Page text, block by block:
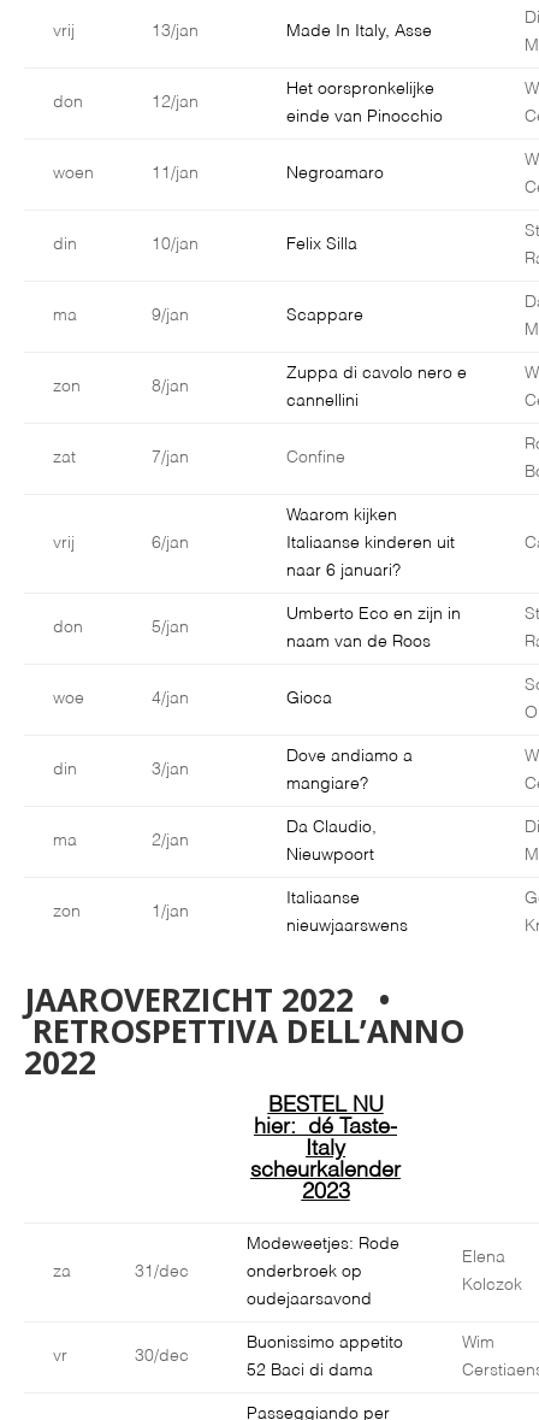
vrij 13/jan Made In Italy, Asse
don 12/jan
Het oorspronkelijke
einde van Pinocchio
woen 11/jan Negroamaro
din 10/jan Felix Silla
ma 9/jan Scappare
zon 8/jan
Zuppa di cavolo nero e
cannellini
zat 7/jan Confine
vrij 6/jan
Waarom kijken
Italiaanse kinderen uit
naar 6 januari?
don 5/jan
Umberto Eco en zijn in
naam van de Roos
woe 4/jan Gioca
din 3/jan
Dove andiamo a
mangiare?
ma 2/jan
Da Claudio,
Nieuwpoort
zon 1/jan
Italiaanse
nieuwjaarswens
JAAROVERZICHT 2022 •
RETROSPETTIVA DELL’ANNO
2022
BESTEL NU
hier: dé Taste-
Italy
scheurkalender
2023
za 31/dec
Modeweetjes: Rode
onderbroek op
oudejaarsavond
Elena
Kolczok
vr 30/dec
Buonissimo appetito
52 Baci di dama
Wim
Passeggiando per